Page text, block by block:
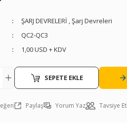
ŞARJ DEVRELERİ ,Şarj Devreleri
QC2-QC3
1,00 USD + KDV
SEPETE EKLE
Paylaş Yorum Yaz Tavsiye Et